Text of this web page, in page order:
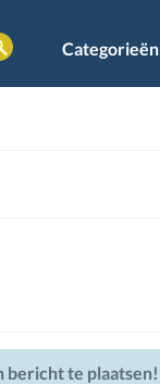
Categorieën
bericht te plaatsen!